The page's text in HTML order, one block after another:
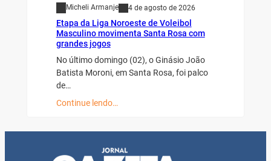
Micheli Armanje 4 de agosto de 2026
Etapa da Liga Noroeste de Voleibol
Masculino movimenta Santa Rosa com
grandes jogos
No último domingo (02), o Ginásio João
Batista Moroni, em Santa Rosa, foi palco
de…
Continue lendo…